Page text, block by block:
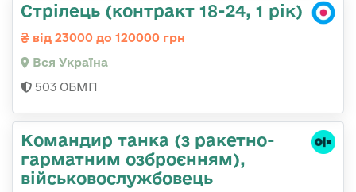
Стрілець (контракт 18-24, 1 рік)
від 23000 до 120000 грн
Вся Україна
503 ОБМП
Командиp танка (з pакетно-
гарматним озброєнням),
військовослужбовець